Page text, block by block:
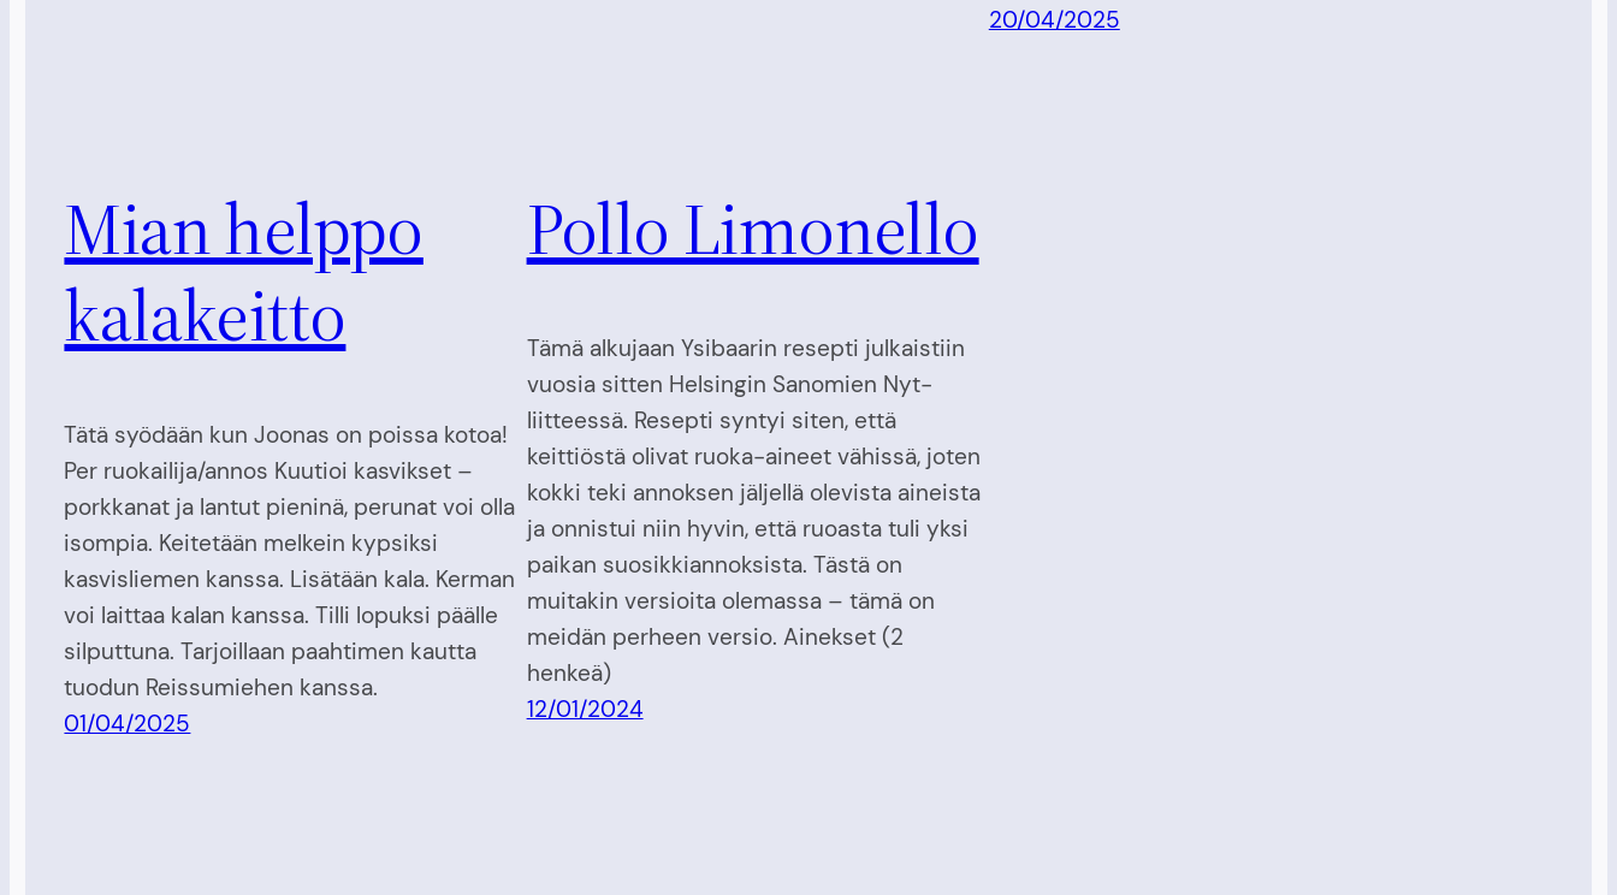
20/04/2025
Mian helppo
kalakeitto
Tätä syödään kun Joonas on poissa kotoa!
Per ruokailija/annos Kuutioi kasvikset –
porkkanat ja lantut pieninä, perunat voi olla
isompia. Keitetään melkein kypsiksi
kasvisliemen kanssa. Lisätään kala. Kerman
voi laittaa kalan kanssa. Tilli lopuksi päälle
silputtuna. Tarjoillaan paahtimen kautta
tuodun Reissumiehen kanssa.
01/04/2025
Pollo Limonello
Tämä alkujaan Ysibaarin resepti julkaistiin
vuosia sitten Helsingin Sanomien Nyt-
liitteessä. Resepti syntyi siten, että
keittiöstä olivat ruoka-aineet vähissä, joten
kokki teki annoksen jäljellä olevista aineista
ja onnistui niin hyvin, että ruoasta tuli yksi
paikan suosikkiannoksista. Tästä on
muitakin versioita olemassa – tämä on
meidän perheen versio. Ainekset (2
henkeä)
12/01/2024